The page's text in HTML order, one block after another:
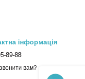
інформація
89-88
вам?